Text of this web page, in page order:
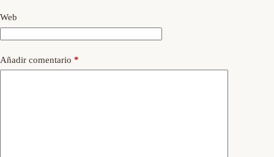
Web
Añadir comentario *